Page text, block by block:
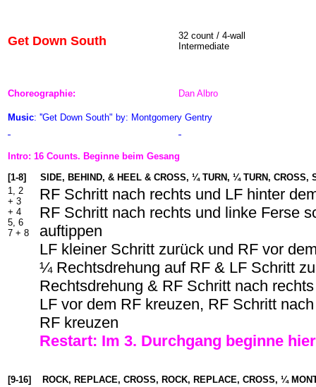
Get Down South
32 count / 4-wall
Intermediate
Choreographie: Dan Albro
Music: ''Get Down South" by: Montgomery Gentry
Intro: 16 Counts. Beginne beim Gesang
[1-8]
SIDE, BEHIND, & HEEL & CROSS, ¼ TURN, ¼ TURN, CROSS,
1, 2
+ 3
+ 4
5, 6
7 + 8
RF Schritt nach rechts und LF hinter
RF Schritt nach rechts und linke Ferse
auftippen
LF kleiner Schritt zurück und RF vor
¼ Rechtsdrehung auf RF & LF Schritt
Rechtsdrehung & RF Schritt nach rechts
LF vor dem RF kreuzen, RF Schritt
RF kreuzen
Restart: Im 3. Durchgang beginne
[9-16]
ROCK, REPLACE, CROSS, ROCK, REPLACE, CROSS, ¼